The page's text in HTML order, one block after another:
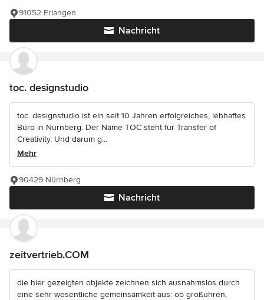
Nachricht
91052 Erlangen
toc. designstudio
toc. designstudio ist ein seit 10 Jahren erfolgreiches, lebhaftes
Büro in Nürnberg. Der Name TOC steht für Transfer of
Creativity. Und darum g...
Mehr
Nachricht
90429 Nürnberg
zeitvertrieb.COM
die hier gezeigten objekte zeichnen sich ausnahmslos durch
eine sehr wesentliche gemeinsamkeit aus: ob großuhren,